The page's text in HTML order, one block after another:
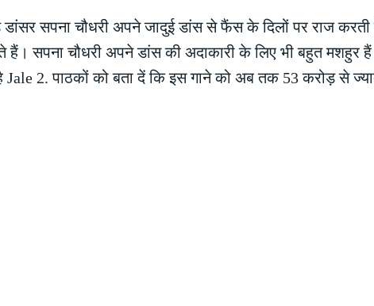
डांसर सपना चौधरी अपने जादुई डांस से फैंस के दिलों पर राज
हैं। सपना चौधरी अपने डांस की अदाकारी के लिए भी बहुत मशहुर
Jale 2. पाठकों को बता दें कि इस गाने को अब तक 53 करोड़ से